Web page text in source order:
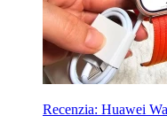
Recenzia: Huawei